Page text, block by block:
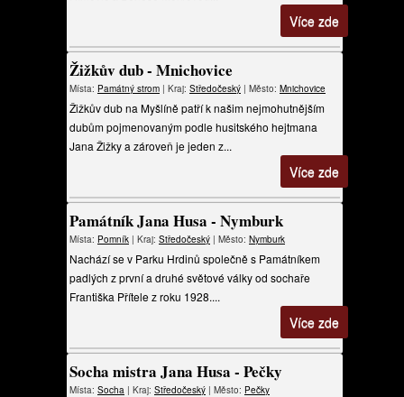
Více zde
Žižkův dub - Mnichovice
Místa: Památný strom | Kraj: Středočeský | Město: Mnichovice
Žižkův dub na Myšlíně patří k našim nejmohutnějším
dubům pojmenovaným podle husitského hejtmana
Jana Žižky a zároveň je jeden z...
Více zde
Památník Jana Husa - Nymburk
Místa: Pomník | Kraj: Středočeský | Město: Nymburk
Nachází se v Parku Hrdinů společně s Památníkem
padlých z první a druhé světové války od sochaře
Františka Přítele z roku 1928....
Více zde
Socha mistra Jana Husa - Pečky
Místa: Socha | Kraj: Středočeský | Město: Pečky